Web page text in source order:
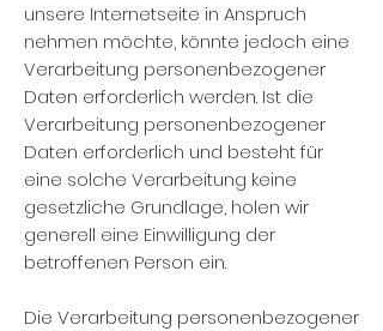
unsere Internetseite in Anspruch
nehmen möchte, könnte jedoch eine
Verarbeitung personenbezogener
Daten erforderlich werden. Ist die
Verarbeitung personenbezogener
Daten erforderlich und besteht für
eine solche Verarbeitung keine
gesetzliche Grundlage, holen wir
generell eine Einwilligung der
betroffenen Person ein.
Die Verarbeitung personenbezogener